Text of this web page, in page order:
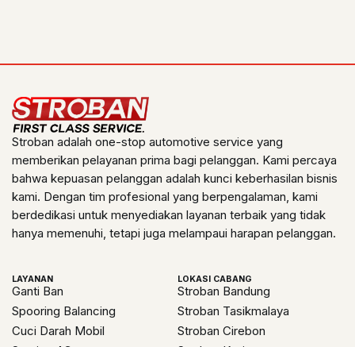
Stroban adalah one-stop automotive service yang
memberikan pelayanan prima bagi pelanggan. Kami percaya
bahwa kepuasan pelanggan adalah kunci keberhasilan bisnis
kami. Dengan tim profesional yang berpengalaman, kami
berdedikasi untuk menyediakan layanan terbaik yang tidak
hanya memenuhi, tetapi juga melampaui harapan pelanggan.
LAYANAN
Ganti Ban
Spooring Balancing
Cuci Darah Mobil
LOKASI CABANG
Stroban Bandung
Stroban Tasikmalaya
Stroban Cirebon